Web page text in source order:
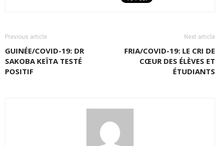
Previous article
GUINÉE/COVID-19: DR
SAKOBA KEÏTA TESTÉ
POSITIF
Next article
FRIA/COVID-19: LE CRI DE
CŒUR DES ÉLÈVES ET
ÉTUDIANTS